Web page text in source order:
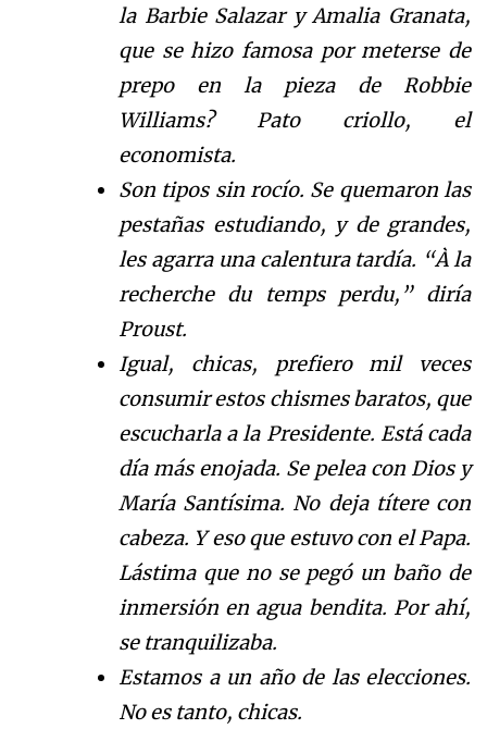
la Barbie Salazar y Amalia Granata,
que se hizo famosa por meterse de
prepo en la pieza de Robbie
Williams? Pato criollo, el
economista.
Son tipos sin rocío. Se quemaron las
pestañas estudiando, y de grandes,
les agarra una calentura tardía. “À la
recherche du temps perdu,” diría
Proust.
Igual, chicas, prefiero mil veces
consumir estos chismes baratos, que
escucharla a la Presidente. Está cada
día más enojada. Se pelea con Dios y
María Santísima. No deja títere con
cabeza. Y eso que estuvo con el Papa.
Lástima que no se pegó un baño de
inmersión en agua bendita. Por ahí,
se tranquilizaba.
Estamos a un año de las elecciones.
No es tanto, chicas.